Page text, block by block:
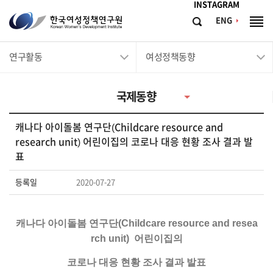
INSTAGRAM
ENG
한
국
여
연
구
원
Korean
Women's
Institute
검
체
연구활동 여성정책동향
국제동향
캐나다 아이돌봄 연구단(Childcare resource and
research unit) 어린이집의 코로나 대응 현황 조사 결과 발
표
등록일 2020-07-27
캐나다 아이돌봄 연구단(Childcare resource and resea
rch unit) 어린이집의
코로나 대응 현황 조사 결과 발표